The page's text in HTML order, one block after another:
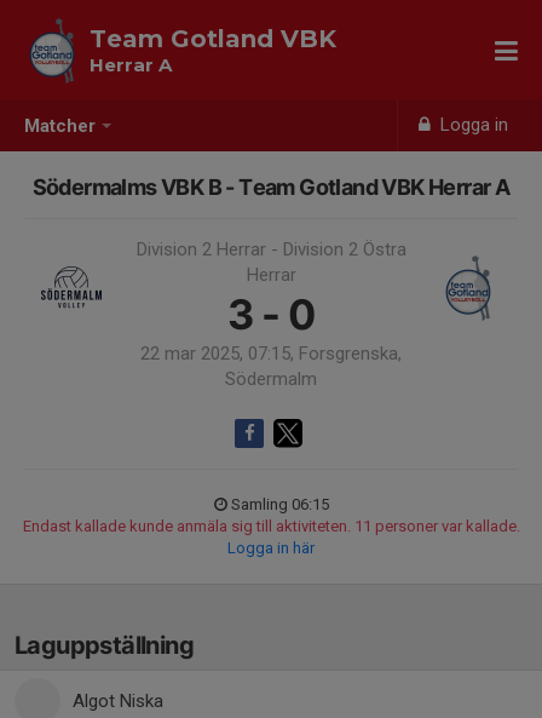
Matcher Logga in
Team Gotland VBK
Herrar A
Södermalms VBK B - Team Gotland VBK Herrar A
Division 2 Herrar - Division 2 Östra
Herrar
3 - 0
22 mar 2025, 07:15, Forsgrenska,
Södermalm
Samling 06:15
Endast kallade kunde anmäla sig till aktiviteten. 11 personer var kallade.
Logga in här
Laguppställning
Algot Niska